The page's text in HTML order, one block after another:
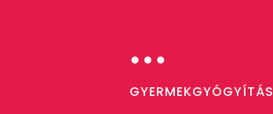
…
GYERMEKGYÓGYÍTÁS